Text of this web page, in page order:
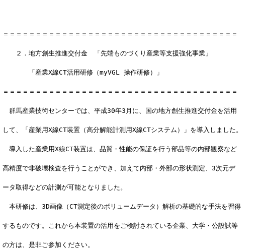
＝＝＝＝＝＝＝＝＝＝＝＝＝＝＝＝＝＝＝＝＝＝＝＝＝＝＝＝＝＝＝＝＝＝＝＝
２．地方創生推進交付金　「先端ものづくり産業等支援強化事業」
「産業X線CT活用研修（myVGL 操作研修）」
＝＝＝＝＝＝＝＝＝＝＝＝＝＝＝＝＝＝＝＝＝＝＝＝＝＝＝＝＝＝＝＝＝＝＝＝
群馬産業技術センターでは、平成30年3月に、国の地方創生推進交付金を活用
して、「産業用X線CT装置（高分解能計測用X線CTシステム）」を導入しました。
導入した産業用X線CT装置は、品質・性能の保証を行う部品等の内部観察など
高精度で非破壊検査を行うことができ、加えて内部・外部の形状測定、3次元デ
ータ取得などの計測が可能となりました。
本研修は、3D画像（CT測定後のボリュームデータ）解析の基礎的な手法を習得
するものです。これから本装置の活用をご検討されている企業、大学・公設試等
の方は、是非ご参加ください。